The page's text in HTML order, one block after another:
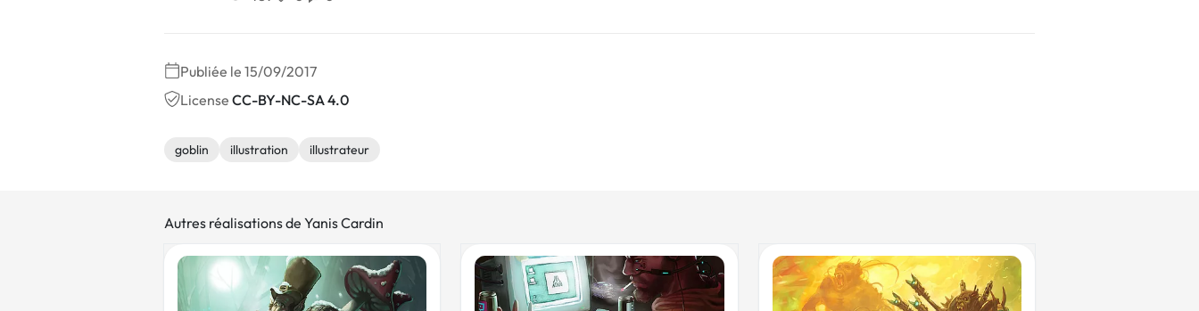
Publiée le 15/09/2017
License CC-BY-NC-SA 4.0
goblin illustration illustrateur
Autres réalisations de Yanis Cardin